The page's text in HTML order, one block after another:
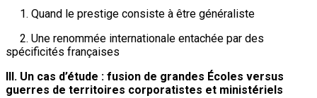
1. Quand le prestige consiste à être généraliste
2. Une renommée internationale entachée par des
spécificités françaises
III. Un cas d’étude : fusion de grandes Écoles versus
guerres de territoires corporatistes et ministériels